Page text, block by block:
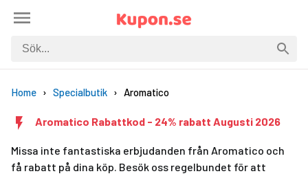
Home Specialbutik Aromatico
Aromatico Rabattkod - 24% rabatt Augusti 2026
Missa inte fantastiska erbjudanden från Aromatico och
få rabatt på dina köp. Besök oss regelbundet för att